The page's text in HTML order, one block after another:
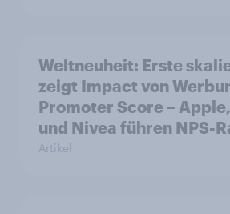
Weltneuheit: Erste
zeigt Impact von
Promoter Score –
und Nivea führen NPS-
Artikel